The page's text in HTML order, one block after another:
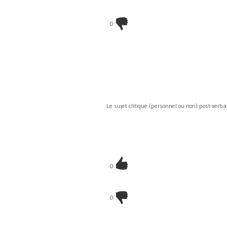
0
Le sujet clitique (personnel ou non) post-
0
0